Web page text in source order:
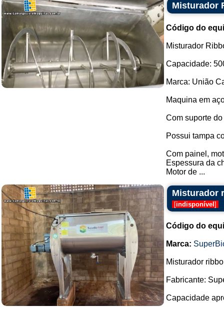
Misturador
Código do
Misturador
Capacidade:
Marca: União
Maquina em
Com suporte
Possui tampa
Com painel,
Espessura da
Motor de ...
Misturador
[indisponível ]
Código do
Marca:
Misturador
Fabricante:
Capacidade